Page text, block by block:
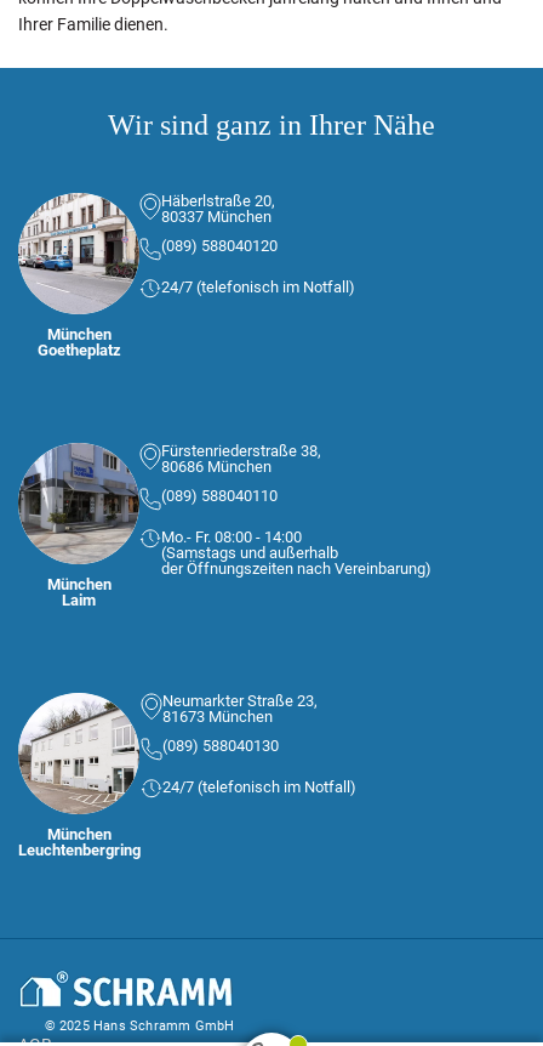
Ihrer Familie dienen.
Wir sind ganz in Ihrer Nähe
München
Goetheplatz
Häberlstraße 20,
80337 München
(089) 588040120
24/7 (telefonisch im Notfall)
München
Laim
Fürstenriederstraße 38,
80686 München
(089) 588040110
Mo.- Fr. 08:00 - 14:00
(Samstags und außerhalb
der Öffnungszeiten nach Vereinbarung)
München
Leuchtenbergring
Neumarkter Straße 23,
81673 München
(089) 588040130
24/7 (telefonisch im Notfall)
© 2025 Hans Schramm GmbH